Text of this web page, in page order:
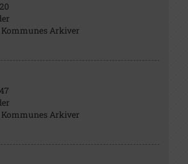
Kommunes Arkiver
Kommunes Arkiver